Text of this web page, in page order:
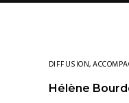
DIFFUSION,
Hélène